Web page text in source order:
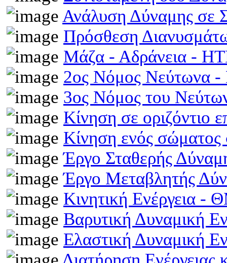
Ανάλυση Δύναμης σε
Πρόσθεση
Μάζα - Αδράνεια -
2ος Νόμος Νεύτωνα
3ος Νόμος του
Κίνηση σε οριζόντιο
Κίνηση ενός
Έργο Σταθερής
Έργο Μεταβλητής
Κινητική Ενέργεια
Βαρυτική Δυναμική
Ελαστική Δυναμική